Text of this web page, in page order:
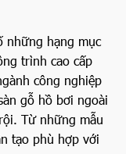
những hạng mục
trình cao cấp
công nghiệp
gỗ hồ bơi ngoài
Từ những mẫu
tạo phù hợp với